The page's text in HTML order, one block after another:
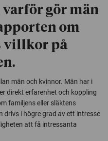
gör män
om
villkor på
män och kvinnor. Män har i
direkt erfarenhet och koppling
familjens eller släktens
drivs i högre grad av ett intresse
att få intressanta